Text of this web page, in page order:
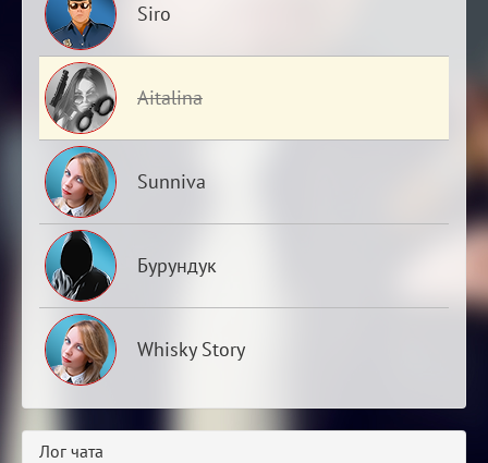
Siro
Aitalina
Sunniva
Бурундук
Whisky Story
Лог чата